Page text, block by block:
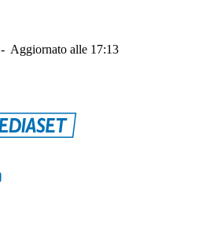
- Aggiornato alle 17:13